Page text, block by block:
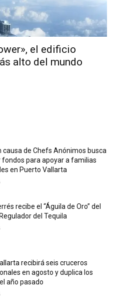
el edificio
alto del mundo
causa de Chefs Anónimos busca
fondos para apoyar a familias
en Puerto Vallarta
recibe el “Águila de Oro” del
del Tequila
recibirá seis cruceros
en agosto y duplica los
año pasado